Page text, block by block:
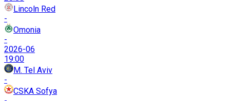
Lincoln Red
-
Omonia
-
2026-06
19:00
M. Tel Aviv
-
CSKA Sofya